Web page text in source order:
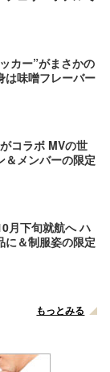
カー”がまさかの
は味噌フレーバー
コラボ MVの世
＆メンバーの限定
月下旬就航へ ハ
に＆制服姿の限定
もっとみる